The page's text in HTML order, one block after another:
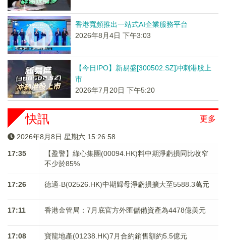
香港寬頻推出一站式AI企業服務平台
2026年8月4日 下午3:03
【今日IPO】新易盛[300502.SZ]冲刺港股上
市
2026年7月20日 下午5:20
更多
快訊
2026年8月8日 星期六 15:26:58
17:35
【盈警】綠心集團(00094.HK)料中期淨虧損同比收窄
不少於85%
17:26 德適-B(02526.HK)中期歸母淨虧損擴大至5588.3萬元
17:11 香港金管局：7月底官方外匯儲備資產為4478億美元
17:08 寶龍地產(01238.HK)7月合約銷售額約5.5億元